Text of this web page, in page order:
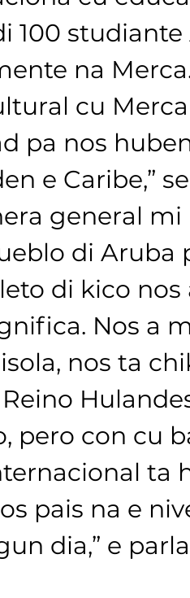
100
na
cu
pa nos
e Caribe,”
general
di Aruba
di kico nos
Nos a
nos ta
pero con cu
ta
pais na e
dia,” e